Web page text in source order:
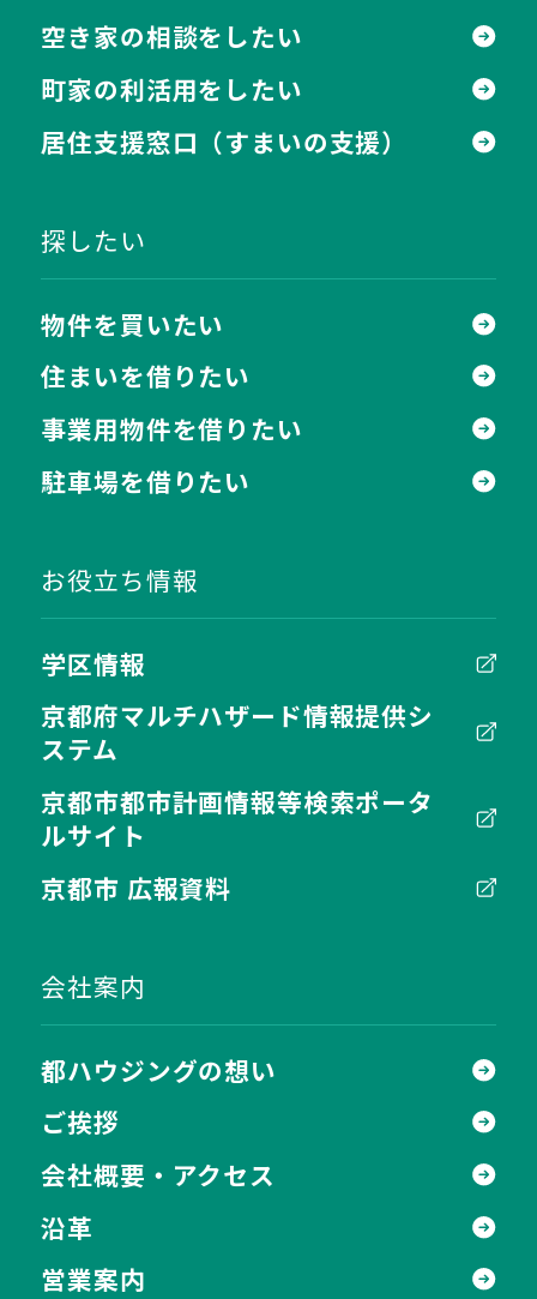
空き家の相談をしたい
町家の利活用をしたい
居住支援窓口 （すまいの支援）
探したい
物件を買いたい
住まいを借りたい
事業用物件を借りたい
駐車場を借りたい
お役立ち情報
学区情報
京都府マルチハザード情報提供シ
ステム
京都市都市計画情報等検索ポータ
ルサイト
京都市 広報資料
会社案内
都ハウジングの想い
ご挨拶
会社概要・アクセス
沿革
営業案内